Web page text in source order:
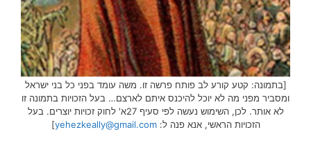
[בתמונה: קטע קורע לב פותח פרשה זו. משה עומד בפני כל בני ישראל
ומסביר מפני מה לא יוכל להיכנס איתם לארצם… בעל הזכויות בתמונה זו
לא אותר. לכן, השימוש נעשה לפי סעיף 27א' לחוק זכויות יוצרים. בעל
הזכויות הראשי, אנא פנה ל:yehezkeally@gmail.com
]